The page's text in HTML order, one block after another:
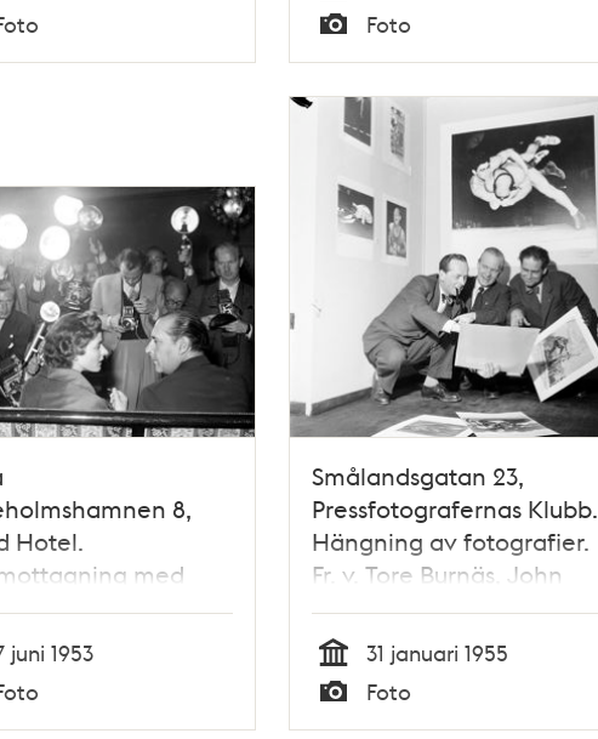
Tid
Typ
Foto
8,
Hotel.
med
Bergman med
Roberto Rossellini
juni 1953
Smålandsgatan 23,
Pressfotografernas Klubb.
Hängning av fotografier.
Fr. v. Tore Burnäs, John
Kjellström och Gunnar
Lantz, som alla var
fotografer på Svenska
Dagbladet
Tid
31 januari 1955
Typ
Foto